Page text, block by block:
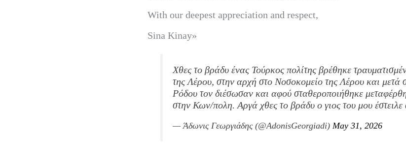
With our deepest appreciation and respect,
Sina Kinay»
Χθες το βράδυ ένας Τούρκος πολίτης βρέθηκε
της Λέρου, στην αρχή στο Νοσοκομείο της Λέρου και μετά
Ρόδου τον διέσωσαν και αφού σταθεροποιήθηκε
στην Κων/πολη. Αργά χθες το βράδυ ο γιος του μου
— Άδωνις Γεωργιάδης (@AdonisGeorgiadi)May 31, 2026